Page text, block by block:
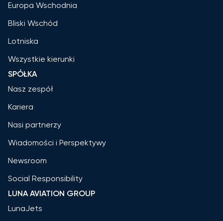
Europa Wschodnia
Bliski Wschód
Lotniska
Wszystkie kierunki
SPÓŁKA
Nasz zespół
Kariera
Nasi partnerzy
Wiadomości i Perspektywy
Newsroom
Social Responsibility
LUNA AVIATION GROUP
LunaJets